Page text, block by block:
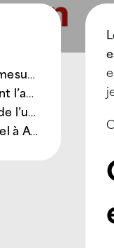
Qu’est-ce qu’une mesure conservatoire en toiture ?
Bresse ?
durable
Bresse ?